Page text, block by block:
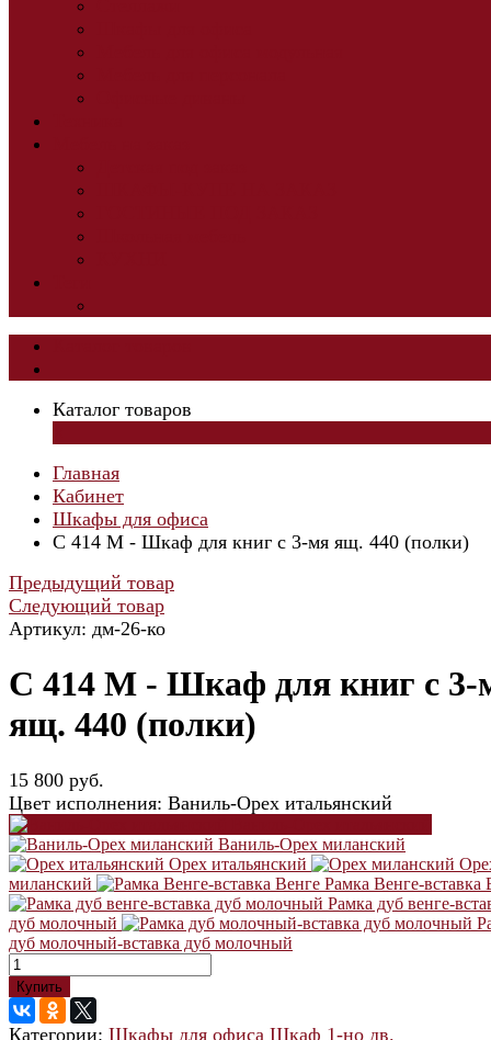
Каталог товаров
Главная
Кабинет
Шкафы для офиса
С 414 М - Шкаф для книг с 3-мя ящ. 440 (полки)
Предыдущий товар
Следующий товар
Артикул: дм-26-ко
С 414 М - Шкаф для книг с 3-
ящ. 440 (полки)
15 800 руб.
Цвет исполнения: Ваниль-Орех итальянский
Ваниль-Орех миланский
Орех итальянский
миланский
Рамка Венге-вставка
Рамка дуб венге-
дуб молочный
дуб молочный-вставка дуб молочный
Купить
Категории: Шкафы для офиса Шкаф 1-но дв.